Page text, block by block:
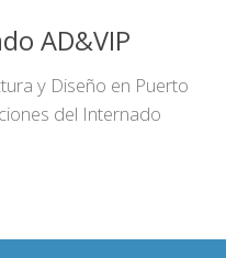
AD&VIP
y Diseño en Puerto
del Internado